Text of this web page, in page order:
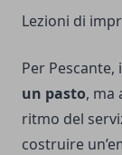
Lezioni di
Per
un pasto, ma
ritmo del
costruire